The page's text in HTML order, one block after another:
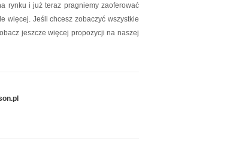
rynku i już teraz pragniemy zaoferować
więcej. Jeśli chcesz zobaczyć wszystkie
jeszcze więcej propozycji na naszej